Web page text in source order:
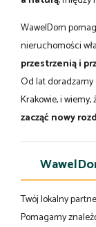
WawelDom
nieruchomości
przestrzenią i
Od lat doradzamy
Krakowie, i wiemy,
zacząć nowy
Twój lokalny
Pomagamy